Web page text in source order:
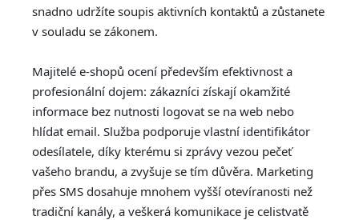
snadno udržíte soupis aktivních kontaktů a zůstanete
v souladu se zákonem.
Majitelé e-shopů ocení především efektivnost a
profesionální dojem: zákazníci získají okamžité
informace bez nutnosti logovat se na web nebo
hlídat email. Služba podporuje vlastní identifikátor
odesílatele, díky kterému si zprávy vezou pečeť
vašeho brandu, a zvyšuje se tím důvěra. Marketing
přes SMS dosahuje mnohem vyšší otevíranosti než
tradiční kanály, a veškerá komunikace je celistvatě